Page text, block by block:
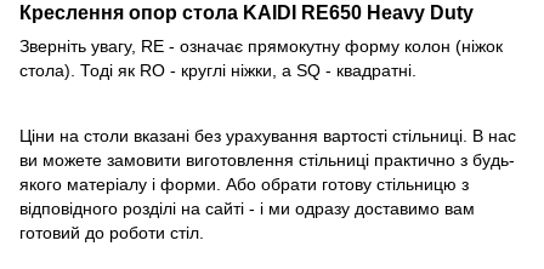
Креслення опор стола KAIDI RE650 Heavy Duty
Зверніть увагу, RE - означає прямокутну форму колон (ніжок
стола). Тоді як RO - круглі ніжки, а SQ - квадратні.
Ціни на столи вказані без урахування вартості стільниці. В нас
ви можете замовити виготовлення стільниці практично з будь-
якого матеріалу і форми. Або обрати готову стільницю з
відповідного розділі на сайті - і ми одразу доставимо вам
готовий до роботи стіл.